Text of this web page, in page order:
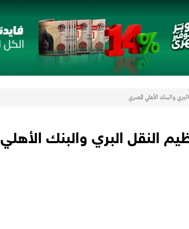
حضورها في سوق تحويلات المصريين بالخارج
أومودا وجايكو باستثمار 5 مليار جنيه لدعم قطاع السيارات في مصر
والبنك الأهلي المصري
النقل البري والبنك الأهلي